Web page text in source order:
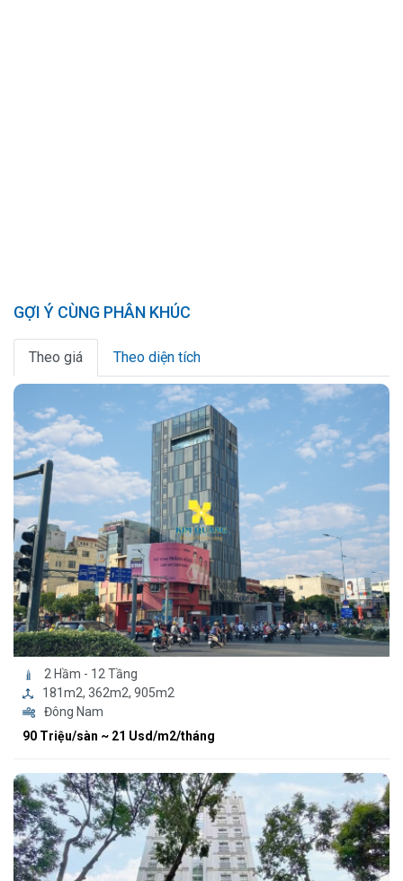
GỢI Ý CÙNG PHÂN KHÚC
Theo giá Theo diện tích
2 Hầm - 12 Tầng
181m2, 362m2, 905m2
Đông Nam
90 Triệu/sàn ~ 21 Usd/m2/tháng